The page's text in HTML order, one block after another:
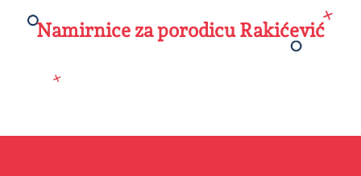
Namirnice za porodicu Rakićević